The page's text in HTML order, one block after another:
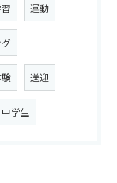
運動
送迎
中学生